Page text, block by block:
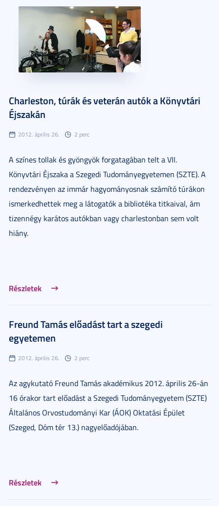
Charleston, túrák és veterán autók a Könyvtári
Éjszakán
2012. április 26. 2 perc
A színes tollak és gyöngyök forgatagában telt a VII.
Könyvtári Éjszaka a Szegedi Tudományegyetemen (SZTE). A
rendezvényen az immár hagyományosnak számító túrákon
ismerkedhettek meg a látogatók a bibliotéka titkaival, ám
tizennégy karátos autókban vagy charlestonban sem volt
hiány.
Részletek
Freund Tamás előadást tart a szegedi
egyetemen
2012. április 26. 2 perc
Az agykutató Freund Tamás akadémikus 2012. április 26-án
16 órakor tart előadást a Szegedi Tudományegyetem (SZTE)
Általános Orvostudományi Kar (ÁOK) Oktatási Épület
(Szeged, Dóm tér 13.) nagyelőadójában.
Részletek